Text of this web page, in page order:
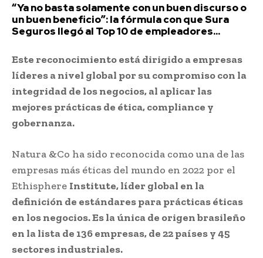
“Ya no basta solamente con un buen discurso o
un buen beneficio”: la fórmula con que Sura
Seguros llegó al Top 10 de empleadores...
Este reconocimiento está dirigido a empresas
líderes a nivel global por su compromiso con la
integridad de los negocios, al aplicar las
mejores prácticas de ética, compliance y
gobernanza.
Natura &Co ha sido reconocida como una de las
empresas más éticas del mundo en 2022 por el
Ethisphere Institute, líder global en la
definición de estándares para prácticas éticas
en los negocios. Es la única de origen brasileño
en la lista de 136 empresas, de 22 países y 45
sectores industriales.